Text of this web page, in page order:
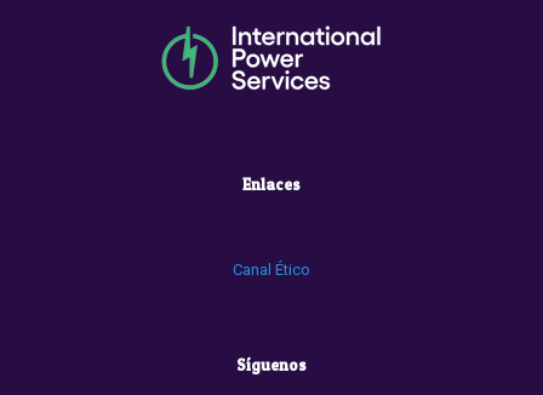
Enlaces
Canal Ético
Síguenos